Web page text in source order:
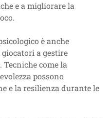
e a migliorare la
è anche
giocatori a gestire
come la
possono
e la resilienza durante le